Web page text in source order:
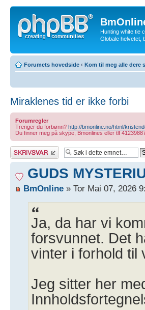
Hunting white tie
Globale helvetet,
Forumets hovedside ‹ Kom til meg alle dere
Miraklenes tid er ikke forbi
Forumregler
Trenger du forbønn? http://bmonline.no/html/
Du finner meg på skype, Bmonlines eller tlf
Skriv et svar
GUDS
BmOnline » Tor Mai 07, 2026
Ja, da har vi
forsvunnet. Det
vinter i forhold til
Jeg sitter her